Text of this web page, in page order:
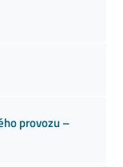
provozu –